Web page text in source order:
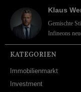
Klaus
Gemischte
Infineons
KATEGORIEN
Immobilienmarkt
Investment